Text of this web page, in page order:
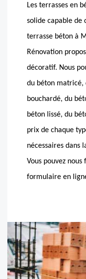
Les terrasses en
solide capable de
terrasse béton à
Rénovation
décoratif. Nous
du béton matricé,
bouchardé, du
béton lissé, du
prix de chaque
nécessaires dans
Vous pouvez
formulaire en